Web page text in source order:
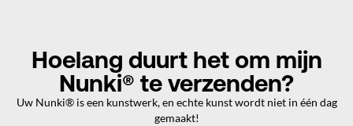
Hoelang duurt het om mijn
Nunki® te verzenden?
Uw Nunki® is een kunstwerk, en echte kunst wordt niet in één dag
gemaakt!